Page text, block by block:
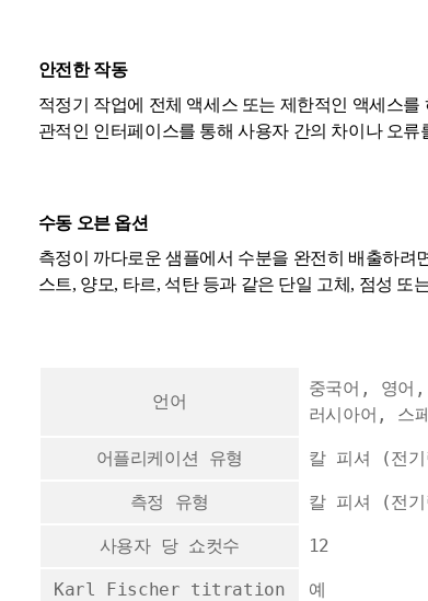
안전한 작동
적정기 작업에 전체 액세스 또는 제한적인 액세스
관적인 인터페이스를 통해 사용자 간의 차이나 오류
수동 오븐 옵션
측정이 까다로운 샘플에서 수분을 완전히 배출하려
스트, 양모, 타르, 석탄 등과 같은 단일 고체, 점성 또
언어
중국어, 영어
러시아어, 스
어플리케이션 유형 칼 피셔 (전기
측정 유형 칼 피셔 (전기
사용자 당 쇼컷수 12
Karl Fischer titration 예